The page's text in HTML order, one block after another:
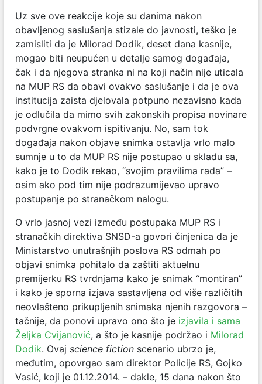
Uz sve ove reakcije koje su danima nakon
obavljenog saslušanja stizale do javnosti, teško je
zamisliti da je Milorad Dodik, deset dana kasnije,
mogao biti neupućen u detalje samog događaja,
čak i da njegova stranka ni na koji način nije uticala
na MUP RS da obavi ovakvo saslušanje i da je ova
institucija zaista djelovala potpuno nezavisno kada
je odlučila da mimo svih zakonskih propisa novinare
podvrgne ovakvom ispitivanju. No, sam tok
događaja nakon objave snimka ostavlja vrlo malo
sumnje u to da MUP RS nije postupao u skladu sa,
kako je to Dodik rekao, “svojim pravilima rada” –
osim ako pod tim nije podrazumijevao upravo
postupanje po stranačkom nalogu.
O vrlo jasnoj vezi između postupaka MUP RS i
stranačkih direktiva SNSD-a govori činjenica da je
Ministarstvo unutrašnjih poslova RS odmah po
objavi snimka pohitalo da zaštiti aktuelnu
premijerku RS tvrdnjama kako je snimak “montiran”
i kako je sporna izjava sastavljena od više različitih
neovlašteno prikupljenih snimaka njenih razgovora –
tačnije, da ponovi upravo ono što je izjavila i sama
Željka Cvijanović, a što je kasnije podržao i Milorad
Dodik. Ovaj science fiction scenario ubrzo je,
međutim, opovrgao sam direktor Policije RS, Gojko
Vasić, koji je 01.12.2014. – dakle, 15 dana nakon što